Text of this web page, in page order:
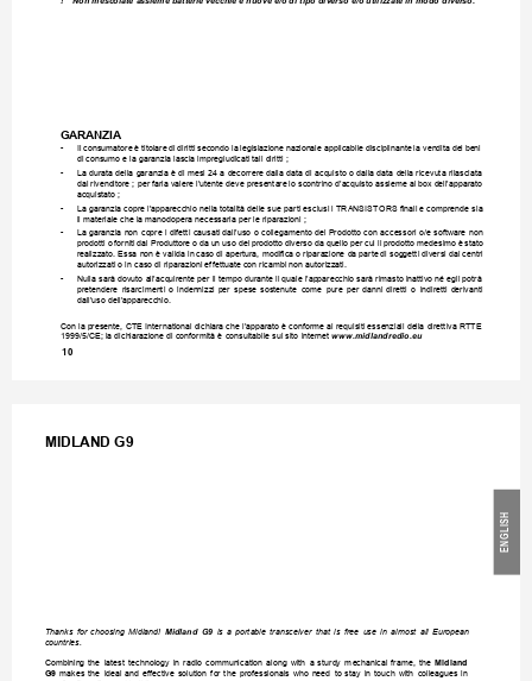
10
GARANZIA
- Il consumatore è titolare di diritti secondo la legislazione nazionale applicabile disciplinante la vendita dei beni
di consumo e la garanzia lascia impregiudicati tali diritti ;
-
La durata della garanzia è di mesi 24 a decorrere dalla data di acquisto o dalla data della ricevuta rilasciata
dal rivenditore ; per farla valere l’utente deve presentare lo scontrino d’acquisto assieme al box dell’apparato
acquistato ;
-
La garanzia copre l’apparecchio nella totalità delle sue parti esclusi i TRANSISTORS nali e comprende sia
il materiale che la manodopera necessaria per le riparazioni ;
-
La garanzia non copre i difetti causati dall’uso o collegamento del Prodotto con accessori o/e software non
prodotti o forniti dal Produttore o da un uso del prodotto diverso da quello per cui il prodotto medesimo è stato
realizzato. Essa non è valida in caso di apertura, modica o riparazione da parte di soggetti diversi dai centri
autorizzati o in caso di riparazioni effettuate con ricambi non autorizzati.
-
Nulla sarà dovuto all’acquirente per il tempo durante il quale l’apparecchio sarà rimasto inattivo né egli potrà
pretendere risarcimenti o indennizzi per spese sostenute come pure per danni diretti o indiretti derivanti
dall’uso dell’apparecchio.
Con la presente, CTE International dichiara che l’apparato è conforme ai requisiti essenziali della direttiva RTTE
1999/5/CE; la dichiarazione di conformità è consultabile sul sito internet www.midlandredio.eu
MIDLAND G9
EN
G
LI
S
H
Thanks for choosing Midland! Midland G9 is a portable transceiver that is free use in almost all European
countries.
Combining the latest technology in radio communication along with a sturdy mechanical frame, the Midland
G9 makes the ideal and effective solution for the professionals who need to stay in touch with colleagues in